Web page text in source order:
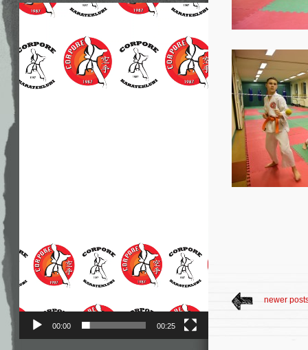
Videoesitaja
00:00 00:25
newer